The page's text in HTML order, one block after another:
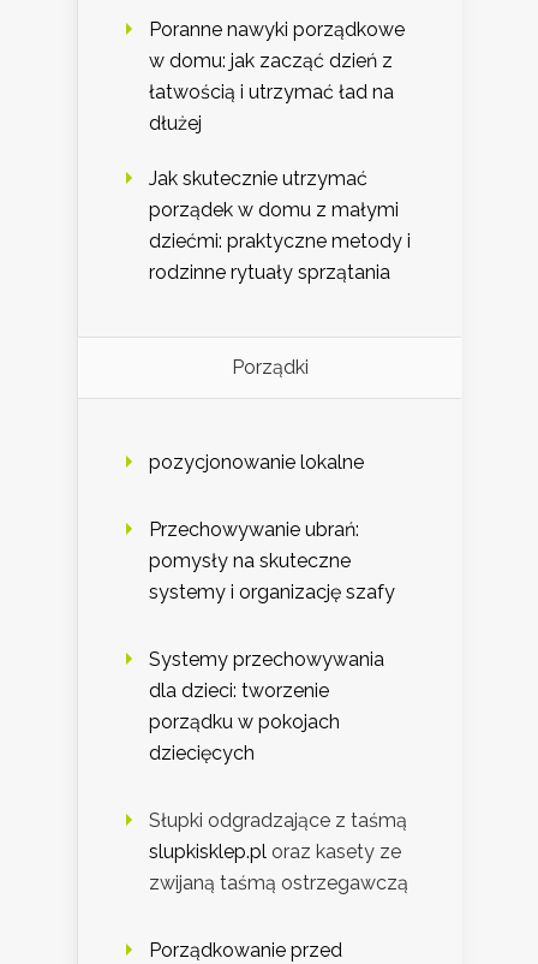
Poranne nawyki porządkowe
w domu: jak zacząć dzień z
łatwością i utrzymać ład na
dłużej
Jak skutecznie utrzymać
porządek w domu z małymi
dziećmi: praktyczne metody i
rodzinne rytuały sprzątania
Porządki
pozycjonowanie lokalne
Przechowywanie ubrań:
pomysły na skuteczne
systemy i organizację szafy
Systemy przechowywania
dla dzieci: tworzenie
porządku w pokojach
dziecięcych
Słupki odgradzające z taśmą
slupkisklep.pl oraz kasety ze
zwijaną taśmą ostrzegawczą
Porządkowanie przed